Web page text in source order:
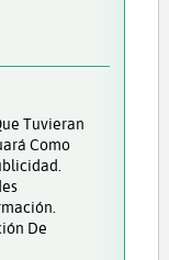
Tuvieran
Como
De